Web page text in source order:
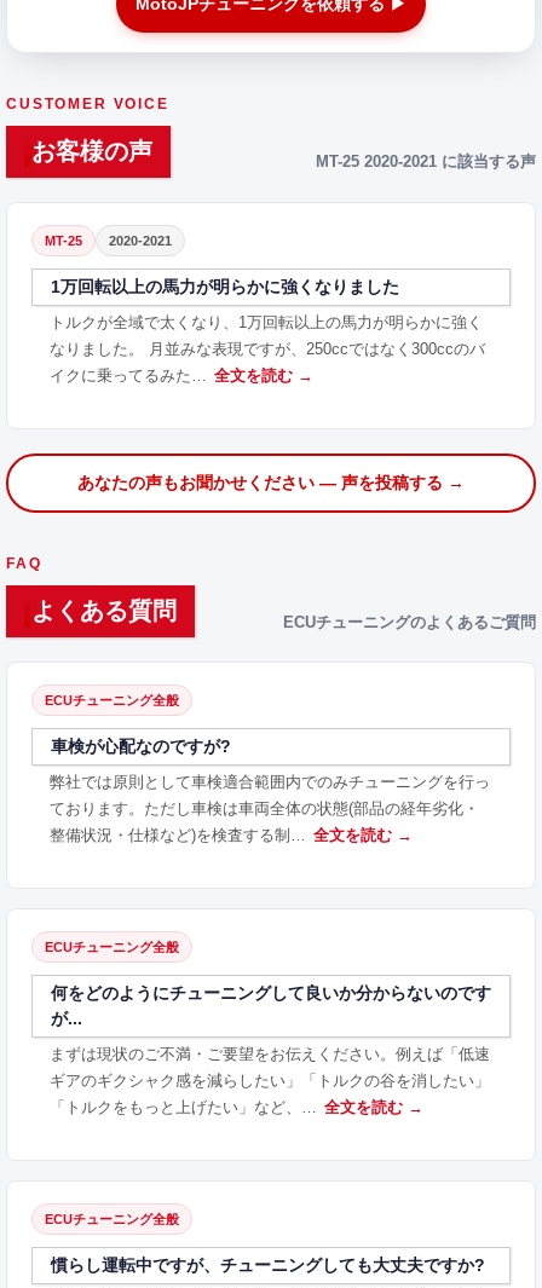
CUSTOMER VOICE
お客様の声 MT-25 2020-2021 に該当する声
MT-25 2020-2021
1万回転以上の馬力が明らかに強くなりました
トルクが全域で太くなり、1万回転以上の馬力が明らかに強く
なりました。 月並みな表現ですが、250ccではなく300ccのバ
イクに乗ってるみた…
全文を読む →
あなたの声もお聞かせください — 声を投稿する →
FAQ
よくある質問 ECUチューニングのよくあるご質問
ECUチューニング全般
車検が心配なのですが?
弊社では原則として車検適合範囲内でのみチューニングを行っ
ております。ただし車検は車両全体の状態(部品の経年劣化・
整備状況・仕様など)を検査する制… 全文を読む →
ECUチューニング全般
何をどのようにチューニングして良いか分からないのです
が...
まずは現状のご不満・ご要望をお伝えください。例えば「低速
ギアのギクシャク感を減らしたい」「トルクの谷を消したい」
「トルクをもっと上げたい」など、… 全文を読む →
ECUチューニング全般
慣らし運転中ですが、チューニングしても大丈夫ですか?